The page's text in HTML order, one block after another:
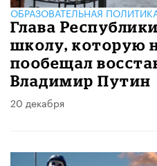
ОБРАЗОВАТЕЛЬНАЯ
Глава
школу, которую
пообещал
Владимир Путин
20 декабря